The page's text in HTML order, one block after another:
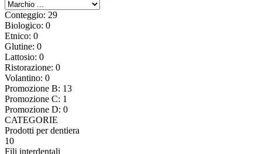
Conteggio: 29
Biologico: 0
Etnico: 0
Glutine: 0
Lattosio: 0
Ristorazione: 0
Volantino: 0
Promozione B: 13
Promozione C: 1
Promozione D: 0
CATEGORIE
Prodotti per dentiera
10
Fili interdentali